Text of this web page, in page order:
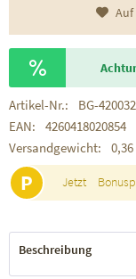
Artikel-Nr.:
BG-420032
EAN:
4260418020854
Versandgewicht:
P Jetzt
Beschreibung